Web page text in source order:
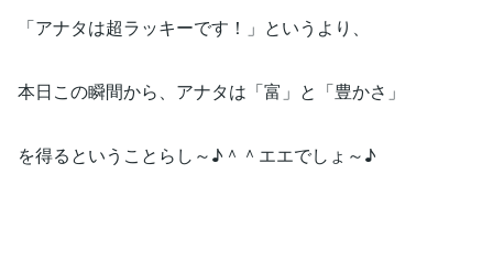
「アナタは超ラッキーです！」というより、
本日この瞬間から、アナタは「富」と「豊かさ」
を得るということらし～♪＾＾エエでしょ～♪